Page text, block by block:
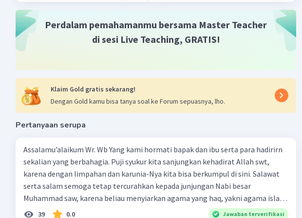
Perdalam pemahamanmu bersama Master Teacher
di sesi Live Teaching, GRATIS!
Klaim Gold gratis sekarang!
Dengan Gold kamu bisa tanya soal ke Forum sepuasnya, lho.
Pertanyaan serupa
Assalamu’alaikum Wr. Wb Yang kami hormati bapak dan ibu serta para hadirirn
sekalian yang berbahagia. Puji syukur kita sanjungkan kehadirat Allah swt,
karena dengan limpahan dan karunia-Nya kita bisa berkumpul di sini. Salawat
serta salam semoga tetap tercurahkan kepada junjungan Nabi besar
Muhammad saw, karena beliau menyiarkan agama yang haq, yakni agama islam,
agama yang diridai oleh Allah swt. Semoga kita sekalian termasuk ke dalam
39 0.0 Jawaban terverifikasi